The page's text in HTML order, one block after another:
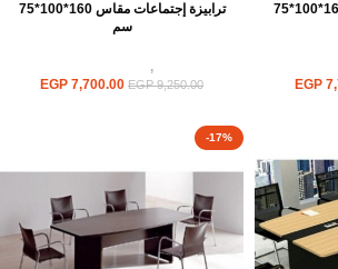
ترابيزة إجتماعات مقاس 160*100*75
EGP
ترابيزة إجتماعات مقاس 160*100*75
سم
ترابيزات,
EGP9,250.00
EGP 7,700.00
-17%